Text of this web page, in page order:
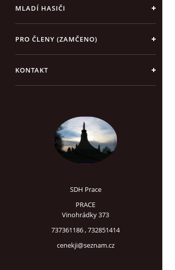
MLADÍ HASIČI
PRO ČLENY (ZAMČENO)
KONTAKT
SDH Prace
PRACE
Vinohrádky 373
737361186 , 732851414
cenekji@seznam.cz